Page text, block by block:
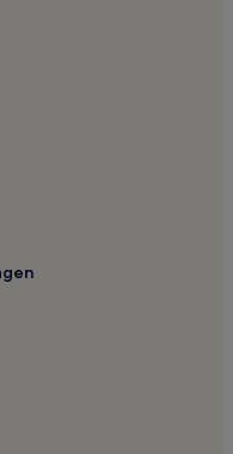
Hotels